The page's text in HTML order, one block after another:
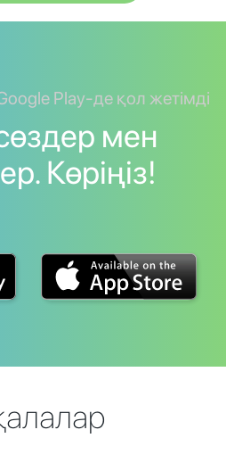
Play-де қол жетімді
сөздер мен
Көріңіз!